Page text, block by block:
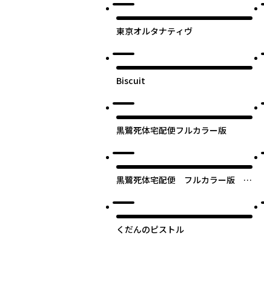
東京オルタナティヴ
Biscuit
黒鷺死体宅配便フルカラー版
黒鷺死体宅配便 フルカラー版 都
くだんのピストル